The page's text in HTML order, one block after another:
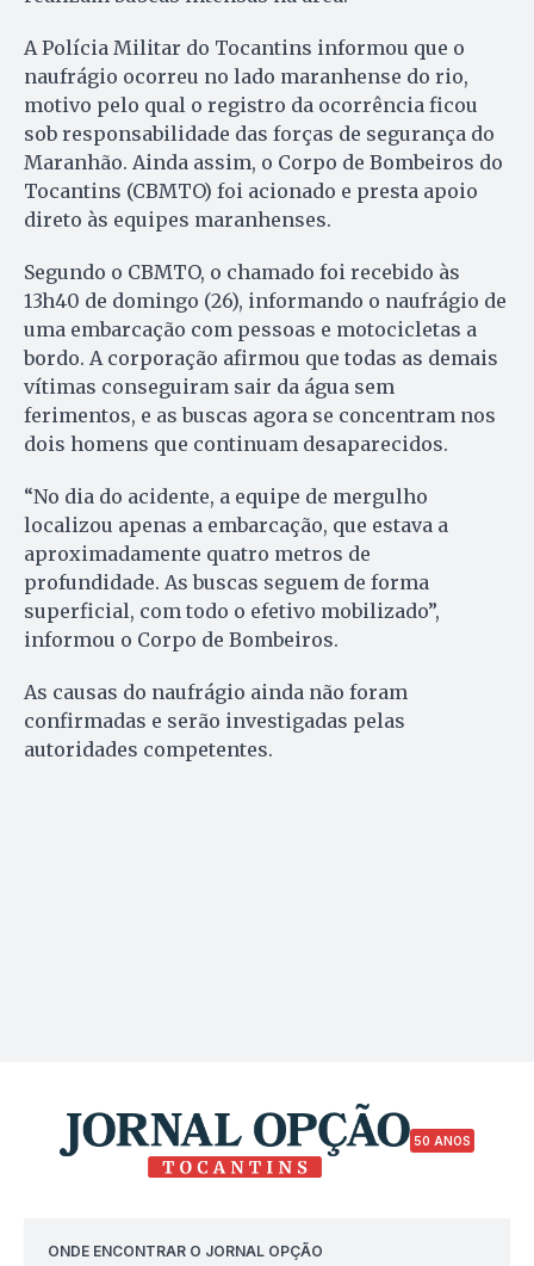
A Polícia Militar do Tocantins informou que o
naufrágio ocorreu no lado maranhense do rio,
motivo pelo qual o registro da ocorrência ficou
sob responsabilidade das forças de segurança do
Maranhão. Ainda assim, o Corpo de Bombeiros do
Tocantins (CBMTO) foi acionado e presta apoio
direto às equipes maranhenses.
Segundo o CBMTO, o chamado foi recebido às
13h40 de domingo (26), informando o naufrágio de
uma embarcação com pessoas e motocicletas a
bordo. A corporação afirmou que todas as demais
vítimas conseguiram sair da água sem
ferimentos, e as buscas agora se concentram nos
dois homens que continuam desaparecidos.
“No dia do acidente, a equipe de mergulho
localizou apenas a embarcação, que estava a
aproximadamente quatro metros de
profundidade. As buscas seguem de forma
superficial, com todo o efetivo mobilizado”,
informou o Corpo de Bombeiros.
As causas do naufrágio ainda não foram
confirmadas e serão investigadas pelas
autoridades competentes.
50 ANOS
ONDE ENCONTRAR O JORNAL OPÇÃO